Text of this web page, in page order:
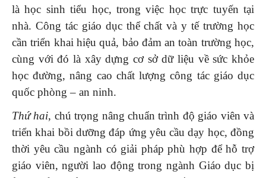
là học sinh tiểu học, trong việc học trực tuyến tại
nhà. Công tác giáo dục thể chất và y tế trường học
cần triển khai hiệu quả, bảo đảm an toàn trường học,
cùng với đó là xây dựng cơ sở dữ liệu về sức khỏe
học đường, nâng cao chất lượng công tác giáo dục
quốc phòng – an ninh.
Thứ hai, chú trọng nâng chuẩn trình độ giáo viên và
triển khai bồi dưỡng đáp ứng yêu cầu dạy học, đồng
thời yêu cầu ngành có giải pháp phù hợp để hỗ trợ
giáo viên, người lao động trong ngành Giáo dục bị